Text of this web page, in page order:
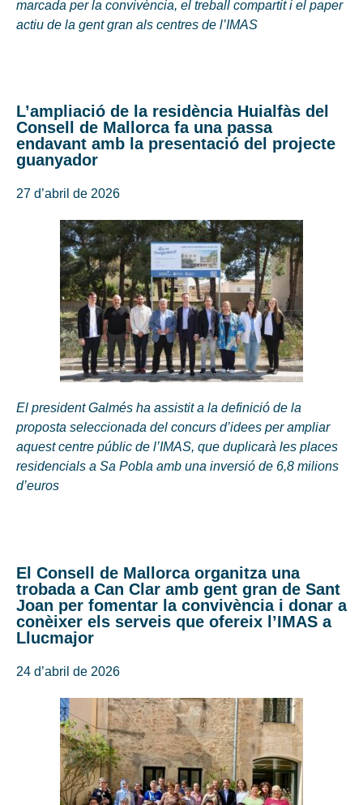
marcada per la convivència, el treball compartit i el paper
actiu de la gent gran als centres de l’IMAS
L’ampliació de la residència Huialfàs del
Consell de Mallorca fa una passa
endavant amb la presentació del projecte
guanyador
27 d’abril de 2026
El president Galmés ha assistit a la definició de la
proposta seleccionada del concurs d’idees per ampliar
aquest centre públic de l’IMAS, que duplicarà les places
residencials a Sa Pobla amb una inversió de 6,8 milions
d’euros
El Consell de Mallorca organitza una
trobada a Can Clar amb gent gran de Sant
Joan per fomentar la convivència i donar a
conèixer els serveis que ofereix l’IMAS a
Llucmajor
24 d’abril de 2026